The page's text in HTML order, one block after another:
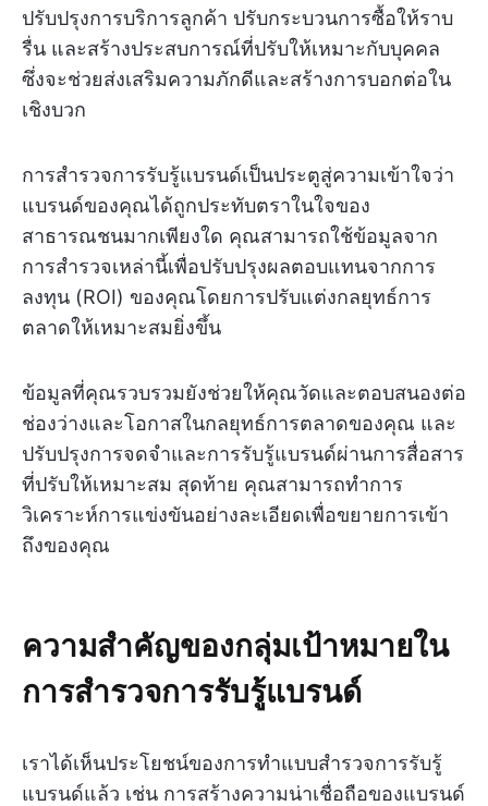
ปรับปรุงการบริการลูกค้า ปรับกระบวนการซื้อให้ราบ
รื่น และสร้างประสบการณ์ที่ปรับให้เหมาะกับบุคคล
ซึ่งจะช่วยส่งเสริมความภักดีและสร้างการบอกต่อใน
เชิงบวก
การสำรวจการรับรู้แบรนด์เป็นประตูสู่ความเข้าใจว่า
แบรนด์ของคุณได้ถูกประทับตราในใจของ
สาธารณชนมากเพียงใด คุณสามารถใช้ข้อมูลจาก
การสำรวจเหล่านี้เพื่อปรับปรุงผลตอบแทนจากการ
ลงทุน (ROI) ของคุณโดยการปรับแต่งกลยุทธ์การ
ตลาดให้เหมาะสมยิ่งขึ้น
ข้อมูลที่คุณรวบรวมยังช่วยให้คุณวัดและตอบสนองต่อ
ช่องว่างและโอกาสในกลยุทธ์การตลาดของคุณ และ
ปรับปรุงการจดจำและการรับรู้แบรนด์ผ่านการสื่อสาร
ที่ปรับให้เหมาะสม สุดท้าย คุณสามารถทำการ
วิเคราะห์การแข่งขันอย่างละเอียดเพื่อขยายการเข้า
ถึงของคุณ
ความสำคัญของกลุ่มเป้าหมายใน
การสำรวจการรับรู้แบรนด์
เราได้เห็นประโยชน์ของการทำแบบสำรวจการรับรู้
แบรนด์แล้ว เช่น การสร้างความน่าเชื่อถือของแบรนด์